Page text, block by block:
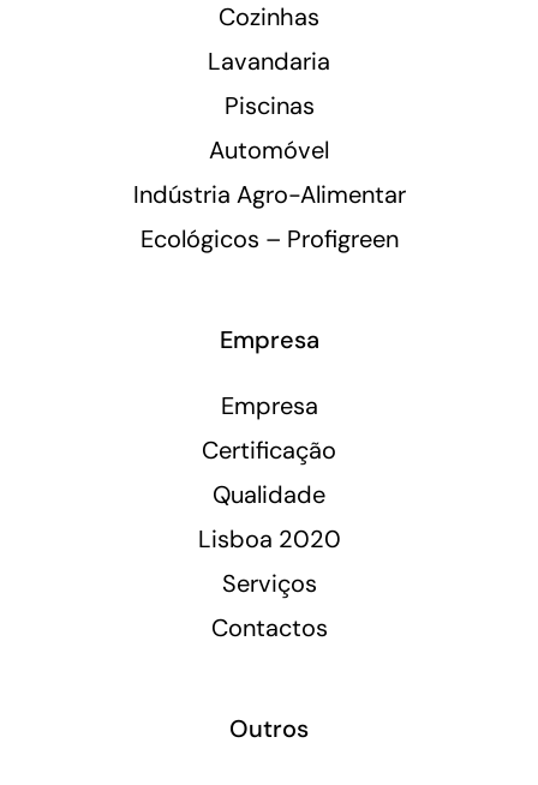
Cozinhas
Lavandaria
Piscinas
Automóvel
Indústria Agro-Alimentar
Ecológicos – Profigreen
Empresa
Empresa
Certificação
Qualidade
Lisboa 2020
Serviços
Contactos
Outros